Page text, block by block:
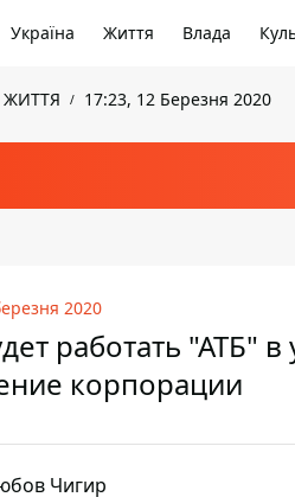
Україна Життя Влада
ЖИТТЯ 17:23, 12 Березня 2020
2020
работать "АТБ"
корпорации
Чигир